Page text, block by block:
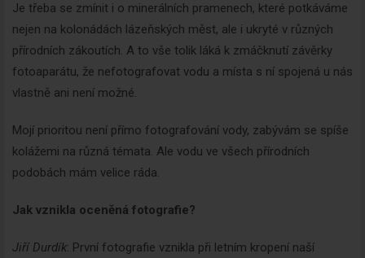
Je třeba se zmínit i o minerálních pramenech, které potkáváme
nejen na kolonádách lázeňských měst, ale i ukryté v různých
přírodních zákoutích. A to vše tolik láká k zmáčknutí závěrky
fotoaparátu, že nefotografovat vodu a místa s ní spojená u nás
vlastně ani není možné.
Mojí prioritou není přímo fotografování vody, zabývám se spíše
kolážemi na různá témata. Ale vodu ve všech přírodních
podobách mám velice ráda.
Jak vznikla oceněná fotografie?
Jiří Durdík: První fotografie vznikla při letním kropení naší